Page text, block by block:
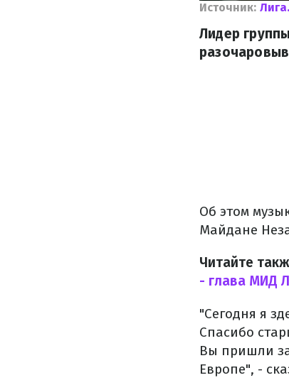
Источник:
Лидер
Об этом
Майдане
Читайте
- глава МИД
"Сегодня я
Спасибо
Вы пришли
Европе", -